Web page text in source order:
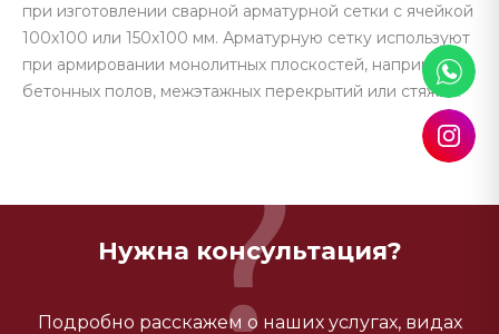
при изготовлении сварной арматурной сетки с ячейкой
100х100 или 150х100 мм. Арматурную сетку используют
при армировании монолитных плоскостей, например,
бетонных полов, межэтажных перекрытий или стяжки.
Нужна консультация?
Подробно расскажем о наших услугах, видах